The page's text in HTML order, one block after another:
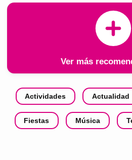
Ver más
Actividades Actualidad
Fiestas Música